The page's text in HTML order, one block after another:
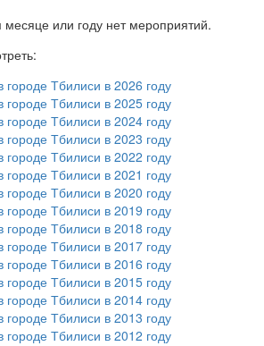
месяце или году нет мероприятий.
Тбилиси в 2026 году
Тбилиси в 2025 году
Тбилиси в 2024 году
Тбилиси в 2023 году
Тбилиси в 2022 году
Тбилиси в 2021 году
Тбилиси в 2020 году
Тбилиси в 2019 году
Тбилиси в 2018 году
Тбилиси в 2017 году
Тбилиси в 2016 году
Тбилиси в 2015 году
Тбилиси в 2014 году
Тбилиси в 2013 году
Тбилиси в 2012 году